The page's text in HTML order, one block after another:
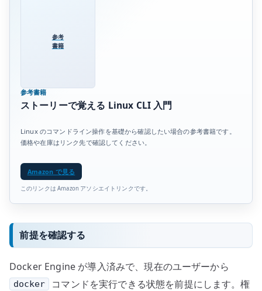
参考
書籍
参考書籍
ストーリーで覚える Linux CLI 入門
Linux のコマンドライン操作を基礎から確認したい場合の参考書籍です。
価格や在庫はリンク先で確認してください。
Amazon で見る
このリンクは Amazon アソシエイトリンクです。
前提を確認する
Docker Engine が導入済みで、現在のユーザーから
docker コマンドを実行できる状態を前提にします。権